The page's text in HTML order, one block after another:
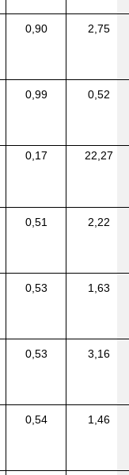
0,90 2,75
0,99 0,52
0,17 22,27
0,51 2,22
0,53 1,63
0,53 3,16
0,54 1,46